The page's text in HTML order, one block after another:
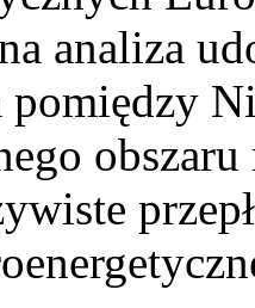
analiza
pomiędzy